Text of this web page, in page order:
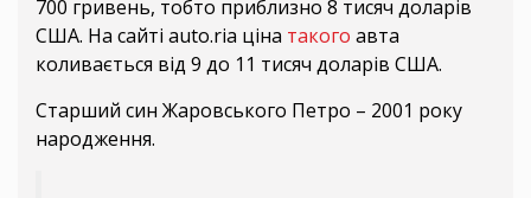
700 гривень, тобто приблизно 8 тисяч доларів
США. На сайті auto.ria ціна такого авта
коливається від 9 до 11 тисяч доларів США.
Старший син Жаровського Петро – 2001 року
народження.